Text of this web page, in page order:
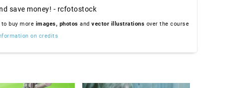
save money! - rcfotostock
buy more images, photos and vector illustrations over the course
on credits